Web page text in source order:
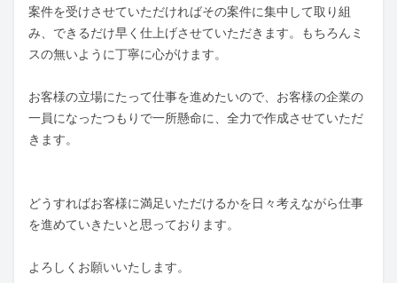
案件を受けさせていただければその案件に集中して取り組
み、できるだけ早く仕上げさせていただきます。もちろんミ
スの無いように丁寧に心がけます。
お客様の立場にたって仕事を進めたいので、お客様の企業の
一員になったつもりで一所懸命に、全力で作成させていただ
きます。
どうすればお客様に満足いただけるかを日々考えながら仕事
を進めていきたいと思っております。
よろしくお願いいたします。